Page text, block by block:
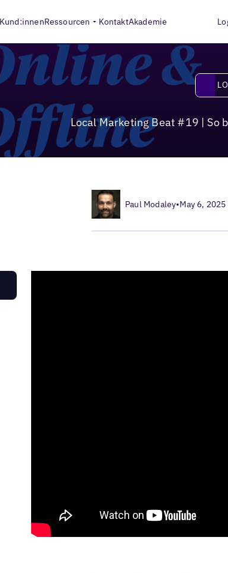
Kund:innenRessourcen KontaktAkademie
Marketing Beat #19 | So baust du eine Online- und
Local Marketing Beat #19 | So
Paul Modaley•May 6, 2025